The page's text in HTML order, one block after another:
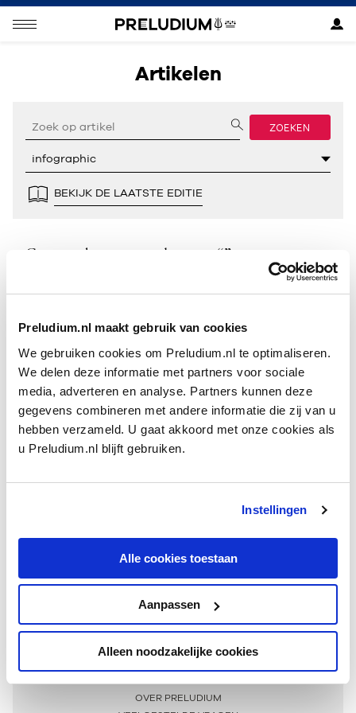
Preludium.nl maakt gebruik van cookies
We gebruiken cookies om Preludium.nl te optimaliseren.
We delen deze informatie met partners voor sociale
media, adverteren en analyse. Partners kunnen deze
gegevens combineren met andere informatie die zij van u
hebben verzameld. U gaat akkoord met onze cookies als
u Preludium.nl blijft gebruiken.
Instellingen
Alle cookies toestaan
Aanpassen
Alleen noodzakelijke cookies
Artikelen
ZOEKEN
BEKIJK DE LAATSTE EDITIE
Geen resultaten gevonden voor “”.
Meer informatie
OVER PRELUDIUM